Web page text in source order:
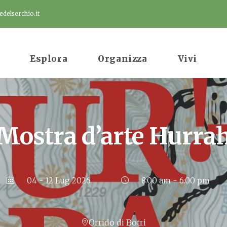
Esplora Organizza Vivi
d’arte
04 - 12 Lug 2026 8:00 am - 6:00 pm
Orrido di Botri